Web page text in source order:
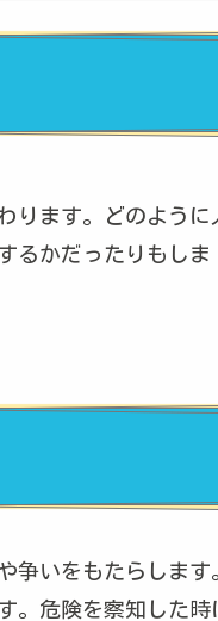
ります。どのように
るかだったりもしま
争いをもたらします
。危険を察知した時